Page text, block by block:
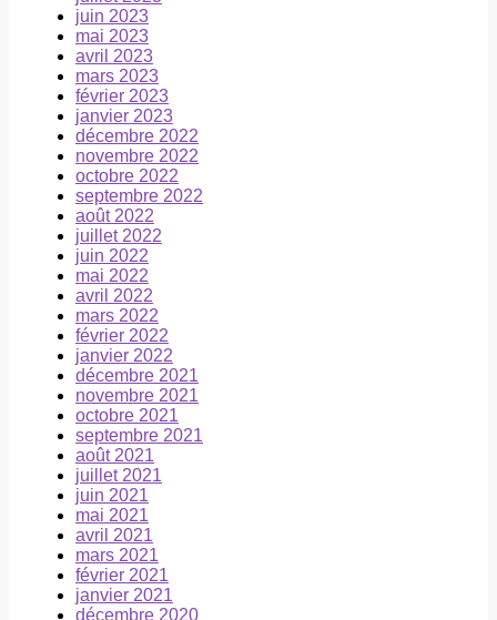
juin 2023
mai 2023
avril 2023
mars 2023
février 2023
janvier 2023
décembre 2022
novembre 2022
octobre 2022
septembre 2022
août 2022
juillet 2022
juin 2022
mai 2022
avril 2022
mars 2022
février 2022
janvier 2022
décembre 2021
novembre 2021
octobre 2021
septembre 2021
août 2021
juillet 2021
juin 2021
mai 2021
avril 2021
mars 2021
février 2021
janvier 2021
décembre 2020